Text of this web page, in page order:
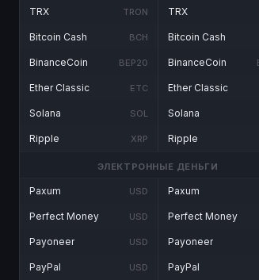
TRX TRON
Bitcoin Cash BCH
BinanceCoin BEP20
Ether Classic ETC
Solana SOL
Ripple XRP
TRX
Bitcoin Cash
BinanceCoin
Ether Classic
Solana
Ripple
ЭЛЕКТРОННЫЕ ДЕНЬГИ
Paxum USD
Perfect Money USD
Payoneer USD
PayPal USD
Paxum
Perfect Money
Payoneer
PayPal